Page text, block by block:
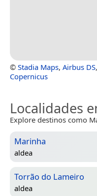
© Stadia Maps, Airbus DS,
Copernicus
Localidades
Explore destinos como
Marinha
aldea
Torrão do Lameiro
aldea